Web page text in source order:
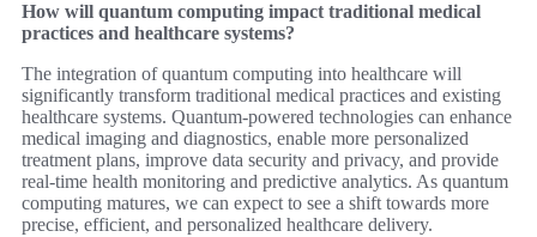
How will quantum computing impact traditional medical
practices and healthcare systems?
The integration of quantum computing into healthcare will
significantly transform traditional medical practices and existing
healthcare systems. Quantum-powered technologies can enhance
medical imaging and diagnostics, enable more personalized
treatment plans, improve data security and privacy, and provide
real-time health monitoring and predictive analytics. As quantum
computing matures, we can expect to see a shift towards more
precise, efficient, and personalized healthcare delivery.